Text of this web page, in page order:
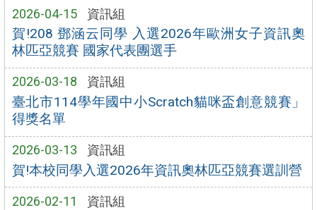
2026-04-15 資訊組
賀!208 鄧涵云同學 入選2026年歐洲女子資訊奧
林匹亞競賽 國家代表團選手
2026-03-18 資訊組
臺北市114學年國中小Scratch貓咪盃創意競賽」
得獎名單
2026-03-13 資訊組
賀!本校同學入選2026年資訊奧林匹亞競賽選訓營
2026-02-11 資訊組